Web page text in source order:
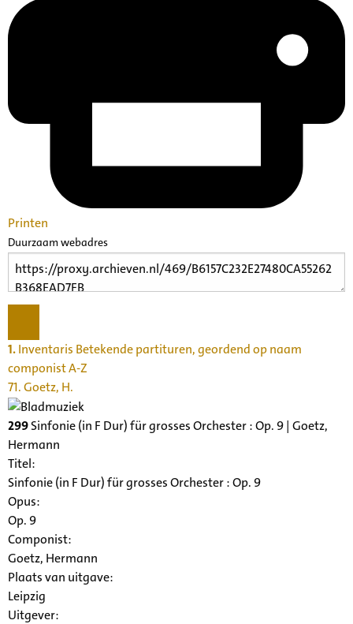
Printen
Duurzaam webadres
1.Inventaris Betekende partituren, geordend op naam
componist A-Z
71. Goetz, H.
299Sinfonie (in F Dur) für grosses Orchester : Op. 9 | Goetz,
Hermann
Titel:
Sinfonie (in F Dur) für grosses Orchester : Op. 9
Opus:
Op. 9
Componist:
Goetz, Hermann
Plaats van uitgave:
Leipzig
Uitgever: